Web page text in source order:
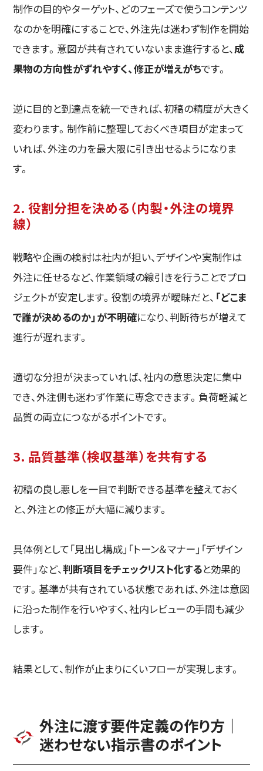
制作の目的やターゲット、どのフェーズで使うコンテンツ
なのかを明確にすることで、外注先は迷わず制作を開始
できます。意図が共有されていないまま進行すると、成
果物の方向性がずれやすく、修正が増えがちです。
逆に目的と到達点を統一できれば、初稿の精度が大きく
変わります。制作前に整理しておくべき項目が定まって
いれば、外注の力を最大限に引き出せるようになりま
す。
2. 役割分担を決める（内製・外注の境界
線）
戦略や企画の検討は社内が担い、デザインや実制作は
外注に任せるなど、作業領域の線引きを行うことでプロ
ジェクトが安定します。役割の境界が曖昧だと、 「どこま
で誰が決めるのか」が不明確になり、判断待ちが増えて
進行が遅れます。
適切な分担が決まっていれば、社内の意思決定に集中
でき、外注側も迷わず作業に専念できます。負荷軽減と
品質の両立につながるポイントです。
3. 品質基準（検収基準）を共有する
初稿の良し悪しを一目で判断できる基準を整えておく
と、外注との修正が大幅に減ります。
具体例として「見出し構成」「トーン＆マナー」「デザイン
要件」など、判断項目をチェックリスト化すると効果的
です。基準が共有されている状態であれば、外注は意図
に沿った制作を行いやすく、社内レビューの手間も減少
します。
結果として、制作が止まりにくいフローが実現します。
外注に渡す要件定義の作り方｜
迷わせない指示書のポイント